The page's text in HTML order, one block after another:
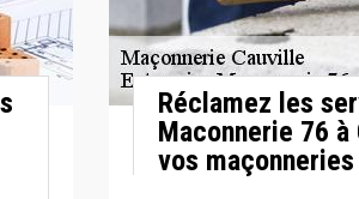
Réclamez les
Maconnerie 76
vos